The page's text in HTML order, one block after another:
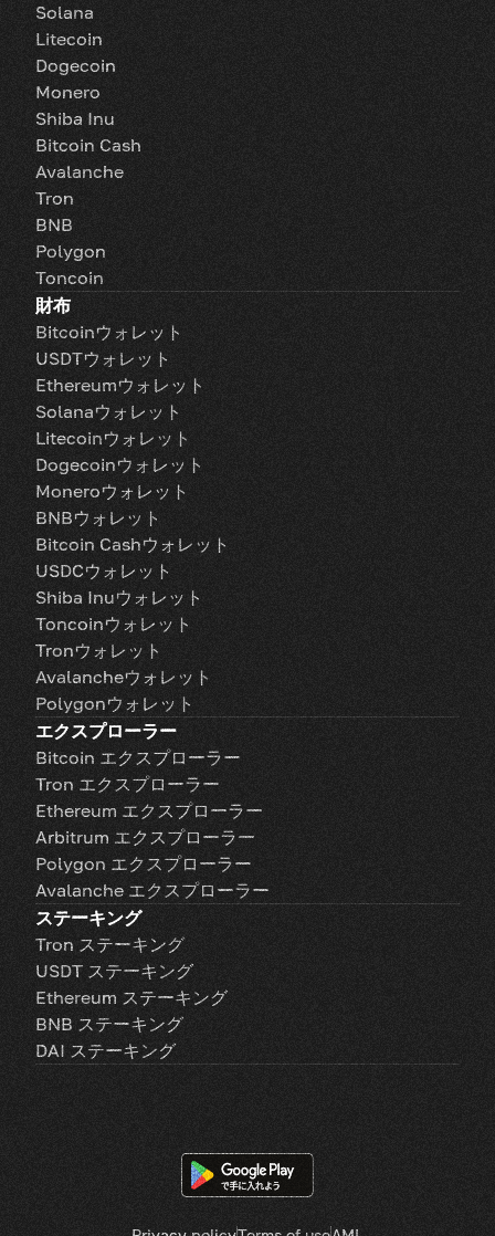
Solana
Litecoin
Dogecoin
Monero
Shiba Inu
Bitcoin Cash
Avalanche
Tron
BNB
Polygon
Toncoin
財布
Bitcoinウォレット
USDTウォレット
Ethereumウォレット
Solanaウォレット
Litecoinウォレット
Dogecoinウォレット
Moneroウォレット
BNBウォレット
Bitcoin Cashウォレット
USDCウォレット
Shiba Inuウォレット
Toncoinウォレット
Tronウォレット
Avalancheウォレット
Polygonウォレット
エクスプローラー
Bitcoin エクスプローラー
Tron エクスプローラー
Ethereum エクスプローラー
Arbitrum エクスプローラー
Polygon エクスプローラー
Avalanche エクスプローラー
ステーキング
Tron ステーキング
USDT ステーキング
Ethereum ステーキング
BNB ステーキング
DAI ステーキング